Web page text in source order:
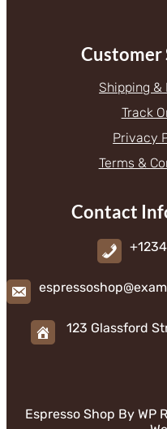
Customer
Shipping &
Track
Privacy
Terms &
Contact
123 Glassford
Espresso Shop ByWP